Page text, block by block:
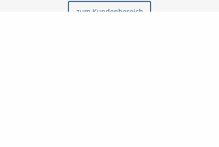
zum Kundenbereich